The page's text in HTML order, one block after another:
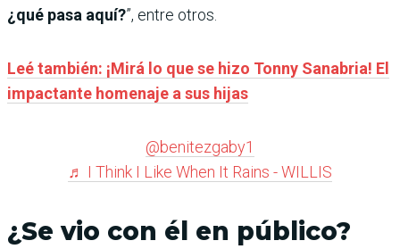
¿qué pasa aquí?”, entre otros.
Leé también: ¡Mirá lo que se hizo Tonny Sanabria! El
impactante homenaje a sus hijas
@benitezgaby1
♬ I Think I Like When It Rains - WILLIS
¿Se vio con él en público?